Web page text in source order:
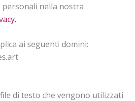
nella nostra
ai seguenti domini:
di testo che vengono utilizzati